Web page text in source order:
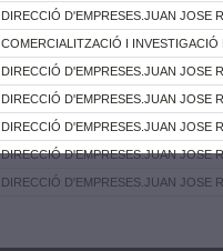
DIRECCIÓ D'EMPRESES.JUAN JOSE
COMERCIALITZACIÓ I INVESTIGACIÓ
DIRECCIÓ D'EMPRESES.JUAN JOSE
DIRECCIÓ D'EMPRESES.JUAN JOSE
DIRECCIÓ D'EMPRESES.JUAN JOSE
DIRECCIÓ D'EMPRESES.JUAN JOSE
DIRECCIÓ D'EMPRESES.JUAN JOSE